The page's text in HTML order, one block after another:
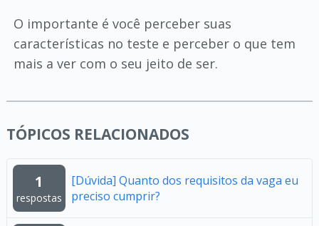
O importante é você perceber suas
características no teste e perceber o que tem
mais a ver com o seu jeito de ser.
TÓPICOS RELACIONADOS
1
respostas
[Dúvida] Quanto dos requisitos da vaga eu
preciso cumprir?